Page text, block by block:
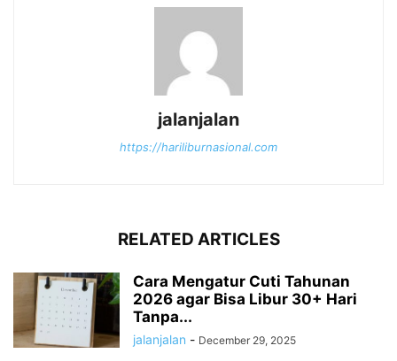
jalanjalan
https://hariliburnasional.com
RELATED ARTICLES
Cara Mengatur Cuti Tahunan
2026 agar Bisa Libur 30+ Hari
Tanpa...
jalanjalan - December 29, 2025